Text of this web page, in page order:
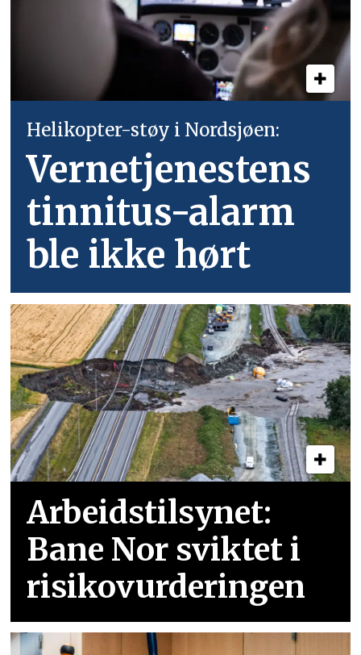
Helikopter-støy i Nordsjøen:
Vernetjenestens
tinnitus-alarm
ble ikke hørt
Arbeidstilsynet:
Bane Nor sviktet i
risikovurderingen